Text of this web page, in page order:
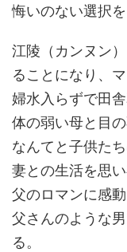
悔いのない選択
江陵（カンヌン
ることになり、
婦水入らずで田
体の弱い母と目
なんてと子供た
妻との生活を思
父のロマンに感
父さんのような
る。